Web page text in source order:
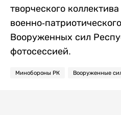
творческого
военно-
Вооруженных сил
фотосессией.
Минобороны РК Вооруженные